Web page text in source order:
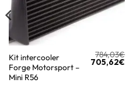
Kit intercooler
Forge Motorsport –
Mini R56
784,03€
705,62€